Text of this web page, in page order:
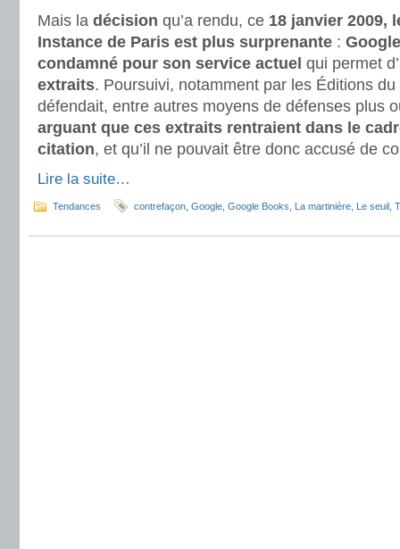
Mais la décision qu’a rendu, ce 18 janvier 2009,
Instance de Paris est plus surprenante :
condamné pour son service actuel qui permet
extraits. Poursuivi, notamment par les Éditions
défendait, entre autres moyens de défenses plus
arguant que ces extraits rentraient dans le
citation, et qu’il ne pouvait être donc accusé de
Lire la suite…
Tendances contrefaçon Google Google Books La martinière Le seuil